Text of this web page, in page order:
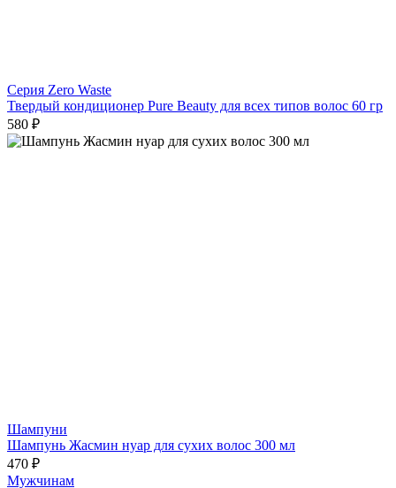
Серия Zero Waste
Твердый кондиционер Pure Beauty для всех типов волос 60 гр
580 ₽
Шампуни
Шампунь Жасмин нуар для сухих волос 300 мл
470 ₽
Мужчинам